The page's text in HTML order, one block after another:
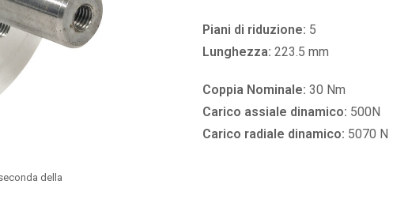
della
Piani di riduzione: 5
Lunghezza: 223.5 mm
Coppia Nominale: 30 Nm
Carico assiale dinamico: 500N
Carico radiale dinamico: 5070 N